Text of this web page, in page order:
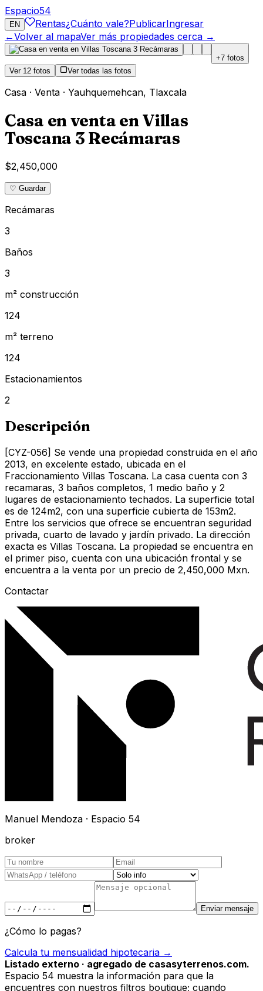
Espacio54
EN Rentas¿Cuánto vale?PublicarIngresar
←Volver al mapaVer más propiedades cerca →
+7 fotos
Ver 12 fotos Ver todas las fotos
Casa · Venta · Yauhquemehcan, Tlaxcala
Casa en venta en Villas
Toscana 3 Recámaras
$2,450,000
♡ Guardar
Recámaras
3
Baños
3
m² construcción
124
m² terreno
124
Estacionamientos
2
Descripción
[CYZ-056] Se vende una propiedad construida en el año
2013, en excelente estado, ubicada en el
Fraccionamiento Villas Toscana. La casa cuenta con 3
recamaras, 3 baños completos, 1 medio baño y 2
lugares de estacionamiento techados. La superficie total
es de 124m2, con una superficie cubierta de 153m2.
Entre los servicios que ofrece se encuentran seguridad
privada, cuarto de lavado y jardín privado. La dirección
exacta es Villas Toscana. La propiedad se encuentra en
el primer piso, cuenta con una ubicación frontal y se
encuentra a la venta por un precio de 2,450,000 Mxn.
Contactar
Manuel Mendoza · Espacio 54
broker
Enviar mensaje
¿Cómo lo pagas?
Calcula tu mensualidad hipotecaria →
Listado externo · agregado de casasyterrenos.com.
Espacio 54 muestra la información para que la
encuentres con nuestros filtros boutique; cuando